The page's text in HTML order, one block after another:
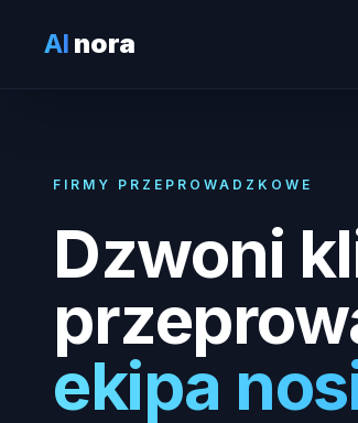
AI nora
FIRMY PRZEPROWADZKOWE
Dzwoni
ekipa